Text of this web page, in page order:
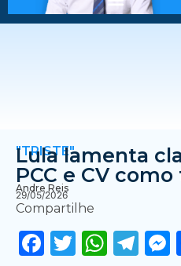
"TRISTE"
Lula lamenta
PCC e CV
Andre Reis
29/05/2026
Compartilhe
Facebook
Twitter